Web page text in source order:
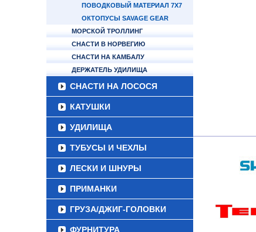
ПОВОДКОВЫЙ МАТЕРИАЛ 7Х7
ОКТОПУСЫ SAVAGE GEAR
МОРСКОЙ ТРОЛЛИНГ
СНАСТИ В НОРВЕГИЮ
СНАСТИ НА КАМБАЛУ
ДЕРЖАТЕЛЬ УДИЛИЩА
СНАСТИ НА ЛОСОСЯ
КАТУШКИ
УДИЛИЩА
ТУБУСЫ И ЧЕХЛЫ
ЛЕСКИ И ШНУРЫ
ПРИМАНКИ
ГРУЗА/ДЖИГ-ГОЛОВКИ
ФУРНИТУРА